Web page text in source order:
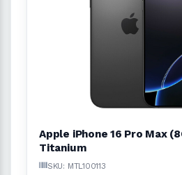
Apple iPhone 16 Pro Max
Titanium
SKU: MTL100113